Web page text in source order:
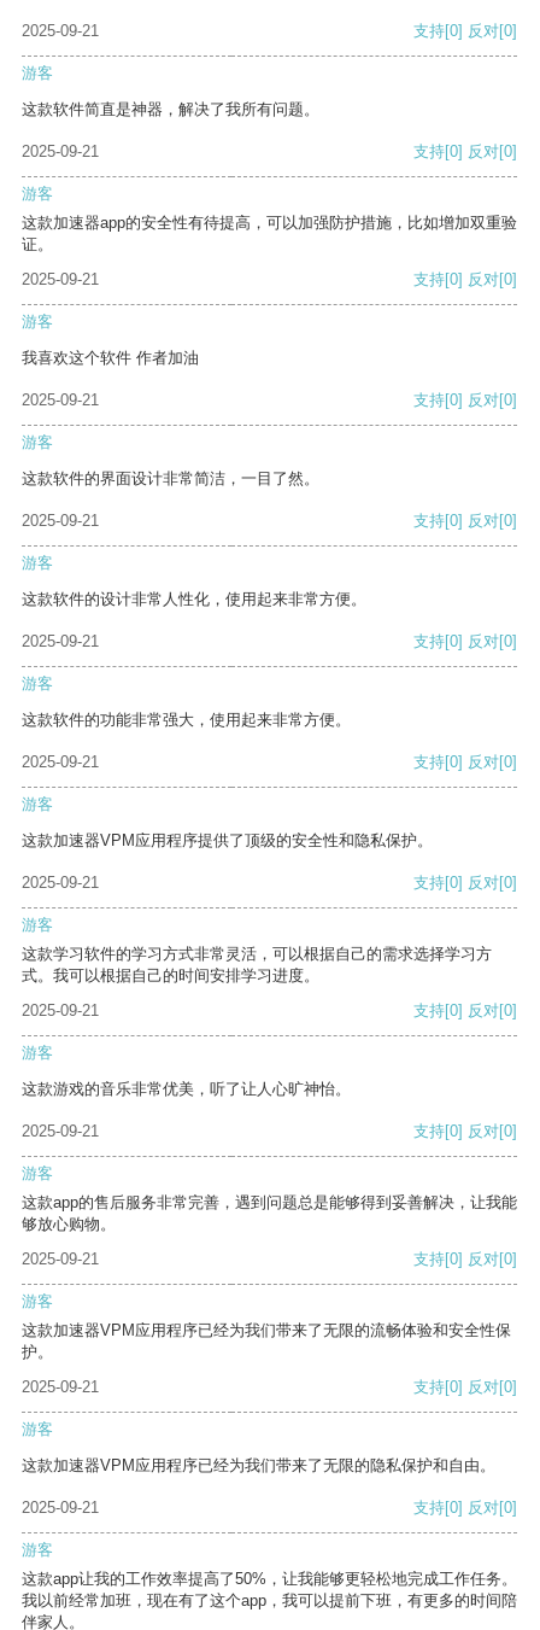
2025-09-21 支持[0] 反对[0]
游客
这款软件简直是神器，解决了我所有问题。
2025-09-21 支持[0] 反对[0]
游客
这款加速器app的安全性有待提高，可以加强防护措施，比如增加双重验
证。
2025-09-21
支持[0] 反对[0]
游客
我喜欢这个软件 作者加油
2025-09-21 支持[0] 反对[0]
游客
这款软件的界面设计非常简洁，一目了然。
2025-09-21 支持[0] 反对[0]
游客
这款软件的设计非常人性化，使用起来非常方便。
2025-09-21 支持[0] 反对[0]
游客
这款软件的功能非常强大，使用起来非常方便。
2025-09-21 支持[0] 反对[0]
游客
这款加速器VPM应用程序提供了顶级的安全性和隐私保护。
2025-09-21 支持[0] 反对[0]
游客
这款学习软件的学习方式非常灵活，可以根据自己的需求选择学习方
式。我可以根据自己的时间安排学习进度。
2025-09-21
支持[0] 反对[0]
游客
这款游戏的音乐非常优美，听了让人心旷神怡。
2025-09-21 支持[0] 反对[0]
游客
这款app的售后服务非常完善，遇到问题总是能够得到妥善解决，让我能
够放心购物。
2025-09-21
支持[0] 反对[0]
游客
这款加速器VPM应用程序已经为我们带来了无限的流畅体验和安全性保
护。
2025-09-21
支持[0] 反对[0]
游客
这款加速器VPM应用程序已经为我们带来了无限的隐私保护和自由。
2025-09-21 支持[0] 反对[0]
游客
这款app让我的工作效率提高了50%，让我能够更轻松地完成工作任务。
我以前经常加班，现在有了这个app，我可以提前下班，有更多的时间陪
伴家人。